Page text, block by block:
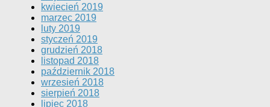
kwiecień 2019
marzec 2019
luty 2019
styczeń 2019
grudzień 2018
listopad 2018
październik 2018
wrzesień 2018
sierpień 2018
lipiec 2018